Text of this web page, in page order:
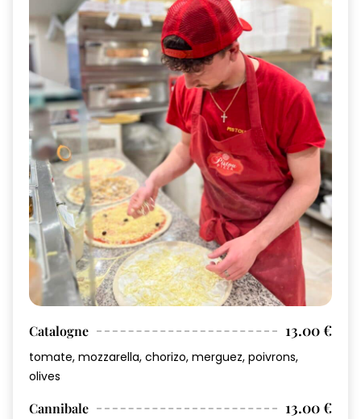
Catalogne 13.00 €
tomate, mozzarella, chorizo, merguez, poivrons,
olives
Cannibale 13.00 €